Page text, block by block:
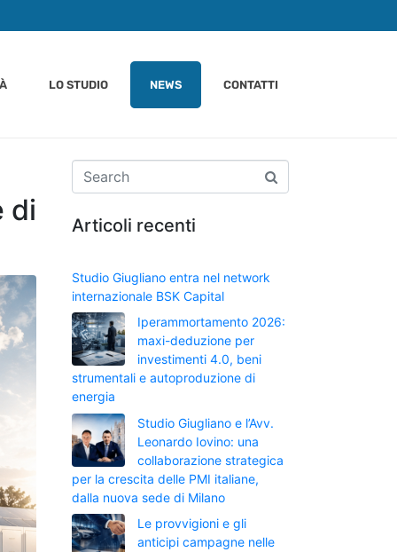
LO STUDIO NEWS CONTATTI
di Articoli recenti
Studio Giugliano entra nel network
internazionale BSK Capital
Iperammortamento 2026:
maxi-deduzione per
investimenti 4.0, beni
strumentali e autoproduzione di
energia
Studio Giugliano e l’Avv.
Leonardo Iovino: una
collaborazione strategica
per la crescita delle PMI italiane,
dalla nuova sede di Milano
Le provvigioni e gli
anticipi campagne nelle